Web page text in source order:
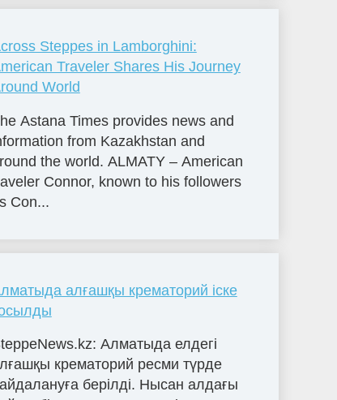
Steppes in Lamborghini:
Traveler Shares His Journey
World
Astana Times provides news and
from Kazakhstan and
the world. ALMATY – American
Connor, known to his followers
Con...
алғашқы крематорий іске
Алматыда елдегі
крематорий ресми түрде
берілді. Нысан алдағы